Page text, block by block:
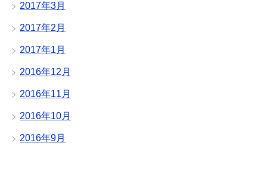
2017年3月
2017年2月
2017年1月
2016年12月
2016年11月
2016年10月
2016年9月